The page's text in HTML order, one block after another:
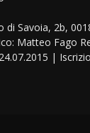
di Savoia, 2b,
Matteo Fago
|